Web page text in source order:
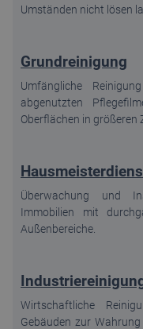
Umständen nicht lösen
Grundreinigung
Umfängliche
abgenutzten
Oberflächen in größeren
Überwachung und
Immobilien mit
Außenbereiche.
Wirtschaftliche
Gebäuden zur